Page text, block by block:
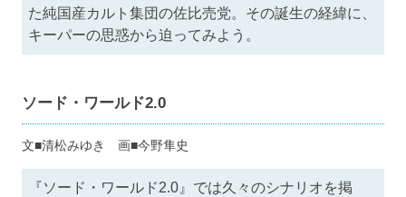
た純国産カルト集団の佐比売党。その誕生の経緯に、
キーパーの思惑から迫ってみよう。
ソード・ワールド2.0
文■清松みゆき 画■今野隼史
『ソード・ワールド2.0』では久々のシナリオを掲